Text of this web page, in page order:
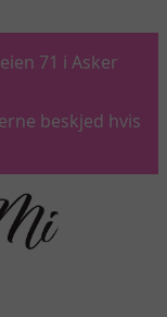
71 i Asker
beskjed hvis